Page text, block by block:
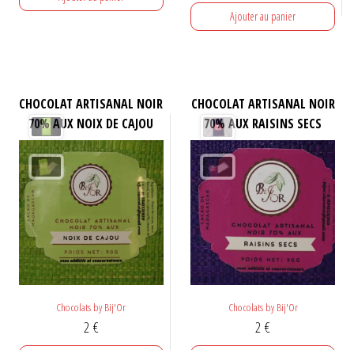
initialactuel
Ajouter au panier
CHOCOLAT ARTISANAL NOIR
70% AUX NOIX DE CAJOU
Chocolats by Bij'Or
2€
CHOCOLAT ARTISANAL NOIR
70% AUX RAISINS SECS
Chocolats by Bij'Or
2€